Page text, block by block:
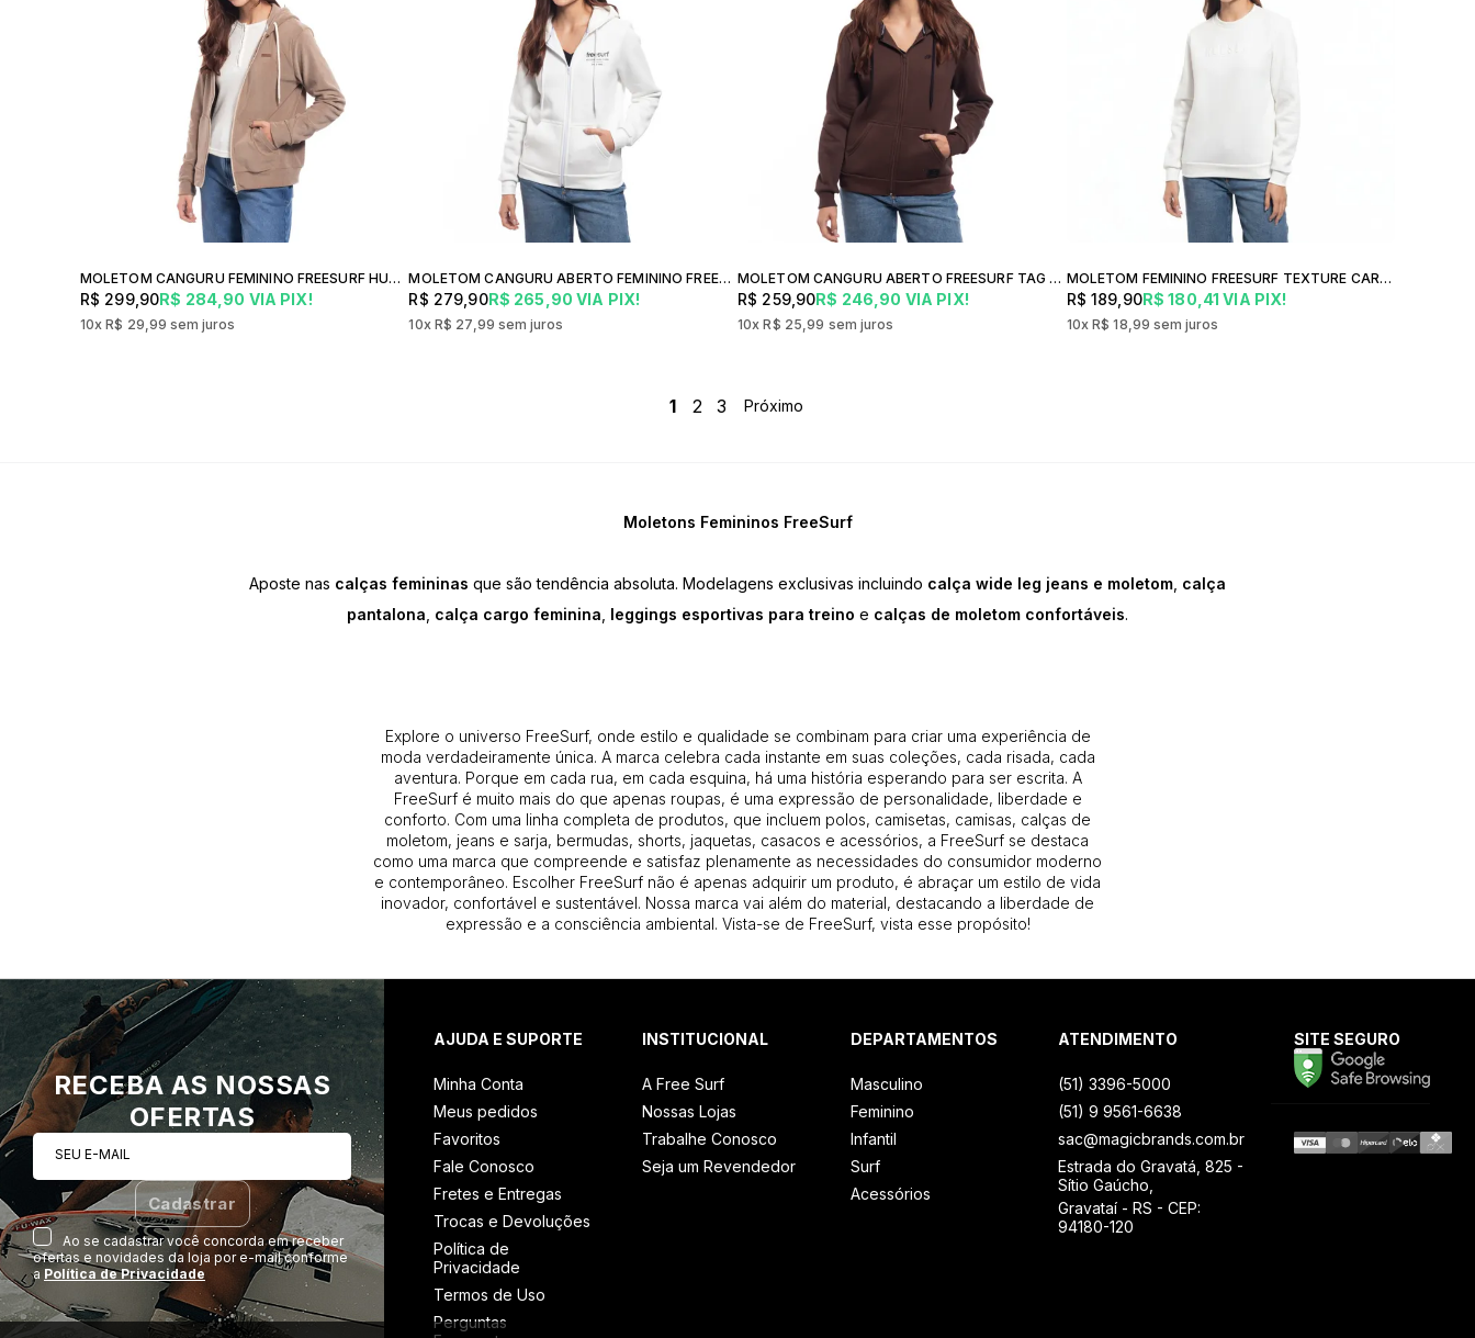
MOLETOM CANGURU FEMININO FREESURF HUGH CONFORTO PREMIUM ZÍPER URBANO
R$ 284,90 VIA PIX!
R$ 299,90
10xR$ 29,99sem juros
MOLETOM CANGURU ABERTO FEMININO FREESURF 90'S PREMIUM INVERNO
R$ 265,90 VIA PIX!
R$ 279,90
10x R$ 27,99sem juros
MOLETOM CANGURU ABERTO FREESURF TAG ESTILO STREETWEAR DESIGN EM RELEVO FEMININA USO URBANO CASUAL
R$ 246,90 VIA PIX!
R$ 259,90
10xR$ 25,99 sem juros
MOLETOM FEMININO FREESURF TEXTURE CARECA BÁSICO
R$ 180,41 VIA PIX!
R$ 189,90
10xR$ 18,99sem juros
1 2 3
Moletons Femininos FreeSurf
Aposte nas calças femininas que são tendência absoluta. Modelagens exclusivas incluindo calça wide leg jeans e moletom calça
pantalona calça cargo feminina leggings esportivas para treino e calças de moletom confortáveis.
Explore o universo FreeSurf, onde estilo e qualidade se combinam para criar uma experiência de
moda verdadeiramente única. A marca celebra cada instante em suas coleções, cada risada, cada
aventura. Porque em cada rua, em cada esquina, há uma história esperando para ser escrita. A
FreeSurf é muito mais do que apenas roupas, é uma expressão de personalidade, liberdade e
conforto. Com uma linha completa de produtos, que incluem polos, camisetas, camisas, calças de
moletom, jeans e sarja, bermudas, shorts, jaquetas, casacos e acessórios, a FreeSurf se destaca
como uma marca que compreende e satisfaz plenamente as necessidades do consumidor moderno
e contemporâneo. Escolher FreeSurf não é apenas adquirir um produto, é abraçar um estilo de vida
inovador, confortável e sustentável. Nossa marca vai além do material, destacando a liberdade de
expressão e a consciência ambiental. Vista-se de FreeSurf, vista esse propósito!
RECEBA AS NOSSAS
OFERTAS
SEU E-MAIL
Cadastrar
Ao se cadastrar você concorda em receber
ofertas e novidades da loja por e-mail conforme
a Política de Privacidade
AJUDA E SUPORTE
Minha Conta
Meus pedidos
Favoritos
Fale Conosco
Fretes e Entregas
Trocas e Devoluções
Política de
Privacidade
Termos de Uso
Perguntas
INSTITUCIONAL
A Free Surf
Nossas Lojas
Trabalhe Conosco
Seja um Revendedor
DEPARTAMENTOS
Masculino
Feminino
Infantil
Surf
Acessórios
ATENDIMENTO
(51) 3396-5000
(51) 9 9561-6638
sac@magicbrands.com.br
Estrada do Gravatá, 825 -
Sítio Gaúcho,
Gravataí - RS - CEP:
94180-120
SITE SEGURO